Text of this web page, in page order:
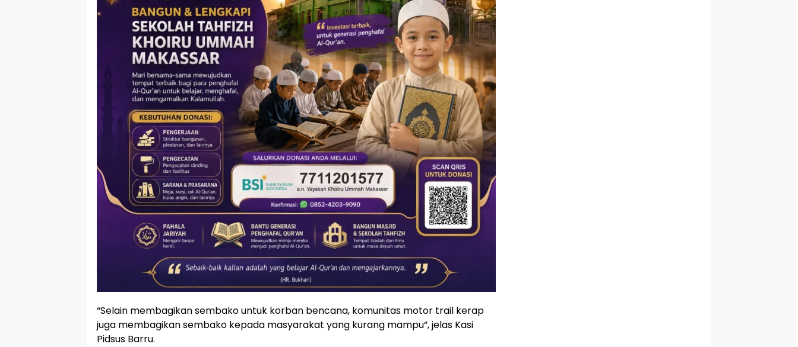
“Selain membagikan sembako untuk korban bencana, komunitas motor trail kerap
juga membagikan sembako kepada masyarakat yang kurang mampu“, jelas Kasi
Pidsus Barru.